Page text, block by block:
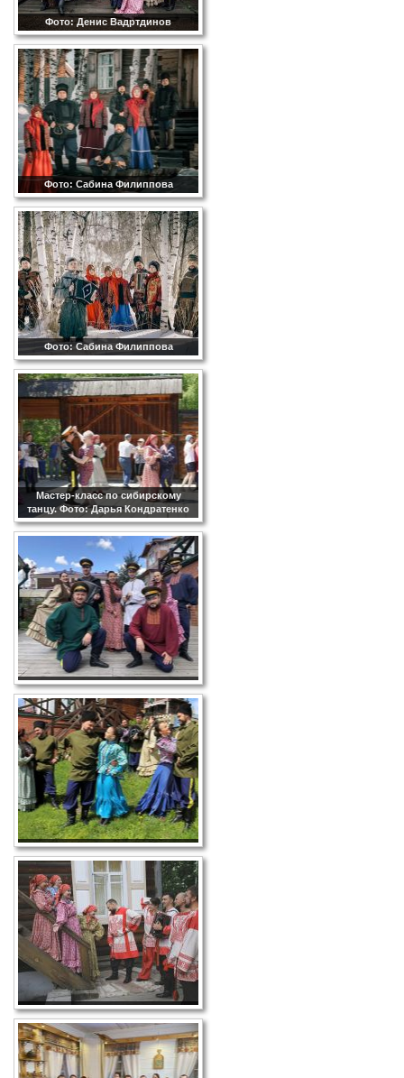
Фото: Денис Вадртдинов
Фото: Сабина Филиппова
Фото: Сабина Филиппова
Мастер-класс по сибирскому
танцу. Фото: Дарья Кондратенко